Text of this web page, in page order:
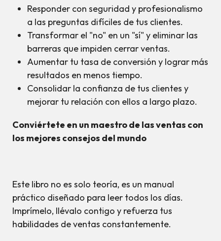
Responder con seguridad y profesionalismo
a las preguntas difíciles de tus clientes.
Transformar el "no" en un "sí" y eliminar las
barreras que impiden cerrar ventas.
Aumentar tu tasa de conversión y lograr más
resultados en menos tiempo.
Consolidar la confianza de tus clientes y
mejorar tu relación con ellos a largo plazo.
Conviértete en un maestro de las ventas con
los mejores consejos del mundo
Este libro no es solo teoría, es un manual
práctico diseñado para leer todos los días.
Imprímelo, llévalo contigo y refuerza tus
habilidades de ventas constantemente.